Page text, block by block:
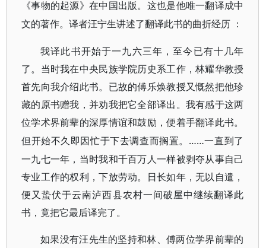
《事物的起源》在中国出版。这也是他唯一翻译成中
文的著作。译者汪宁生讲述了翻译此书的曲折经历
：
我译此书开始于一九六三年，至今已有十几年
了。当时我在中央民族学院历史系工作，林耀华教授
首先向我介绍此书。已故的傅乐焕教授又慨然把他珍
藏的原书赠我，并劝我把它全部译出。我有感于这两
位学术界前辈的深厚情谊和鼓励，便着手翻译此书。
但开始不久即因忙于下去调查而搁置。 ……一直到了
一九七一年，当时我和千百万人一样被剥夺从事自己
专业工作的权利，下放劳动。日长如年，无以自遣，
便又蛰伏于云南泸西县农村一间破屋中继续翻译此
书，竟把它最后译完了。
如果没有汪先生的坚持和林、傅两位学界前辈的